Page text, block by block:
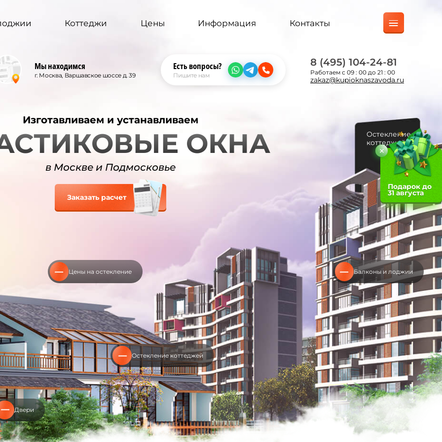
Коттеджи Цены Информация Контакты
Мы находимся
г. Москва, Варшавское шоссе д. 39
Есть вопросы?
Пишите нам
8 (495) 104-24-81
Работаем с 09 : 00 до 21 : 00
zakaz@kupioknaszavoda.ru
Остекление
коттеджей
Двери
Балконы и лоджии
Остекление коттеджей
Цены на остекление
Изготавливаем и устанавливаем
ОКНА
в Москве и Подмосковье
Заказать расчет
Подарок до
31 августа